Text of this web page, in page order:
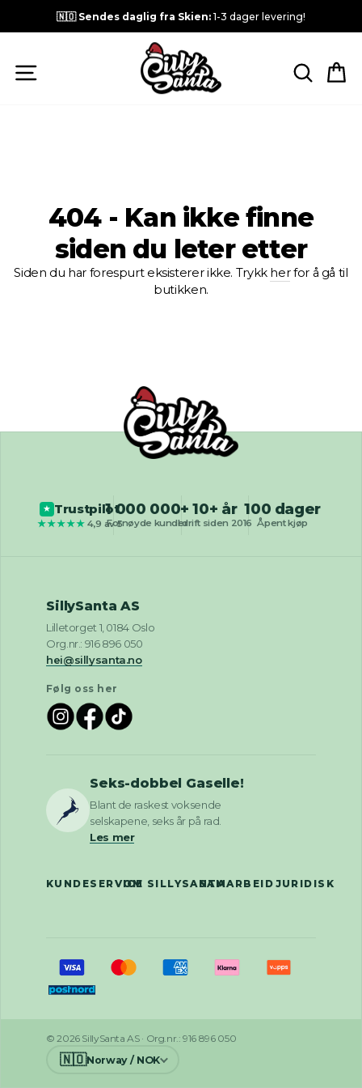
🇳🇴 Sendes daglig fra Skien: 1-3 dager levering!
SØK
404 - Kan ikke finne
siden du leter etter
Siden du har forespurt eksisterer ikke. Trykk herfor å gå til
butikken.
★ Trustpilot
★★★★★ 4,9 av 5
1 000 000+
Fornøyde kunder
10+ år
I drift siden 2016
100 dager
Åpent kjøp
SillySanta AS
Lilletorget 1, 0184 Oslo
Org.nr.: 916 896 050
hei@sillysanta.no
Følg oss her
Seks-dobbel Gaselle!
Blant de raskest voksende
selskapene, seks år på rad.
Les mer
KUNDESERVICEOM SILLYSANTASAMARBEID JURIDISK
© 2026 SillySanta AS · Org.nr.: 916 896 050
🇳🇴Norway / NOK